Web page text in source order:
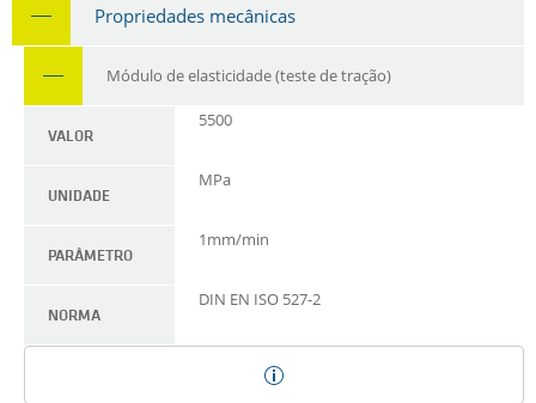
Propriedades mecânicas
Módulo de elasticidade (teste de tração)
VALOR
5500
UNIDADE
MPa
PARÂMETRO
1mm/min
NORMA
DIN EN ISO 527-2